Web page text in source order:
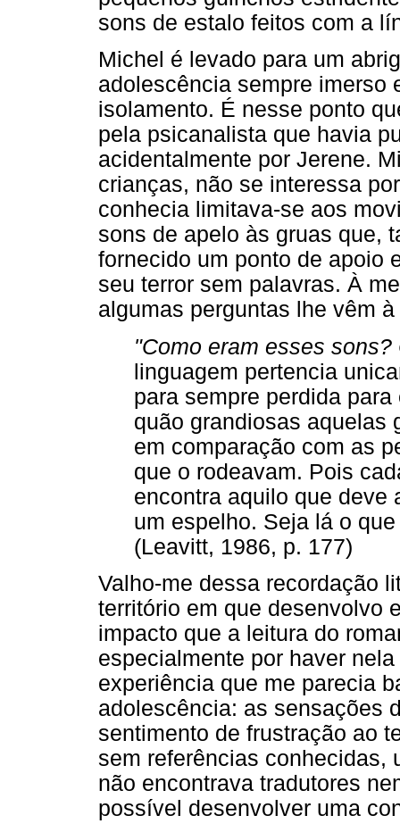
sons de estalo feitos com a
Michel é levado para um
adolescência sempre imerso
isolamento. É nesse ponto
pela psicanalista que havia
acidentalmente por Jerene.
crianças, não se interessa
conhecia limitava-se aos
sons de apelo às gruas que,
fornecido um ponto de apoio
seu terror sem palavras. À
algumas perguntas lhe vêm
"Como eram esses
linguagem pertencia
para sempre perdida
quão grandiosas aquelas
em comparação com as
que o rodeavam. Pois
encontra aquilo que deve
um espelho. Seja lá o
(Leavitt, 1986, p. 177)
Valho-me dessa recordação
território em que desenvolvo
impacto que a leitura do
especialmente por haver
experiência que me parecia
adolescência: as sensações
sentimento de frustração ao
sem referências conhecidas,
não encontrava tradutores
possível desenvolver uma